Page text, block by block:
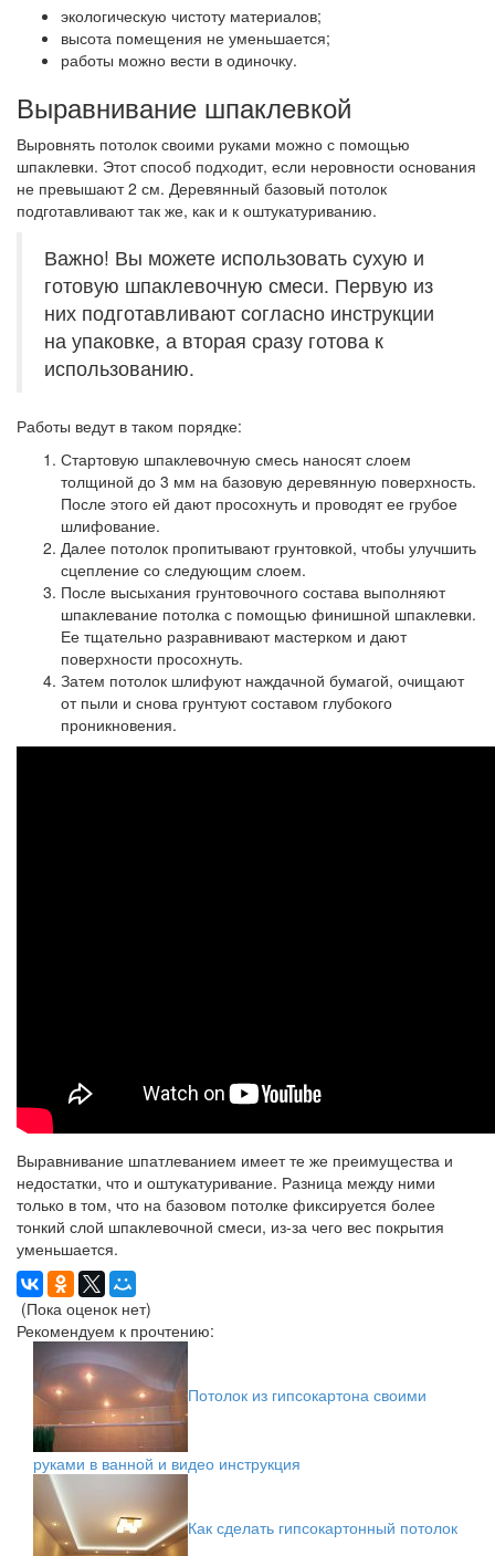
экологическую чистоту материалов;
высота помещения не уменьшается;
работы можно вести в одиночку.
Выравнивание шпаклевкой
Выровнять потолок своими руками можно с помощью
шпаклевки. Этот способ подходит, если неровности основания
не превышают 2 см. Деревянный базовый потолок
подготавливают так же, как и к оштукатуриванию.
Важно! Вы можете использовать сухую и
готовую шпаклевочную смеси. Первую из
них подготавливают согласно инструкции
на упаковке, а вторая сразу готова к
использованию.
Работы ведут в таком порядке:
Стартовую шпаклевочную смесь наносят слоем
толщиной до 3 мм на базовую деревянную поверхность.
После этого ей дают просохнуть и проводят ее грубое
шлифование.
Далее потолок пропитывают грунтовкой, чтобы улучшить
сцепление со следующим слоем.
После высыхания грунтовочного состава выполняют
шпаклевание потолка с помощью финишной шпаклевки.
Ее тщательно разравнивают мастерком и дают
поверхности просохнуть.
Затем потолок шлифуют наждачной бумагой, очищают
от пыли и снова грунтуют составом глубокого
проникновения.
Выравнивание шпатлеванием имеет те же преимущества и
недостатки, что и оштукатуривание. Разница между ними
только в том, что на базовом потолке фиксируется более
тонкий слой шпаклевочной смеси, из-за чего вес покрытия
уменьшается.
(Пока оценок нет)
Рекомендуем к прочтению:
Потолок из гипсокартона своими
руками в ванной и видео инструкция
Как сделать гипсокартонный потолок